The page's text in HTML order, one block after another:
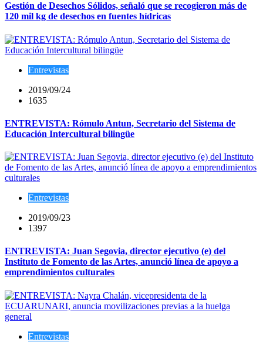
Gestión de Desechos Sólidos, señaló que se recogieron más de
120 mil kg de desechos en fuentes hídricas
Entrevistas
2019/09/24
1635
ENTREVISTA: Rómulo Antun, Secretario del Sistema de
Educación Intercultural bilingüe
Entrevistas
2019/09/23
1397
ENTREVISTA: Juan Segovia, director ejecutivo (e) del
Instituto de Fomento de las Artes, anunció línea de apoyo a
emprendimientos culturales
Entrevistas